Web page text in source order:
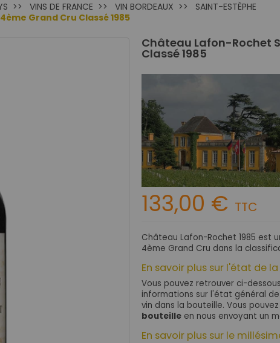
VINS DE FRANCE VIN BORDEAUX
SAINT-ESTÈPHE
Grand Cru Classé 1985
Château Lafon-Rochet
Classé 1985
133,00 € TTC
Château Lafon-Rochet 1985 est
4ème Grand Cru dans la
En savoir plus sur l'état de
Vous pouvez retrouver ci-
informations sur l'état général
vin dans la bouteille. Vous
bouteille en nous envoyant un
En savoir plus sur le